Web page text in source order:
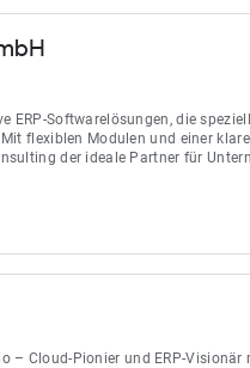
ERP-Softwarelösungen, die
flexiblen Modulen und einer
der ideale Partner für
– Cloud-Pionier und ERP-